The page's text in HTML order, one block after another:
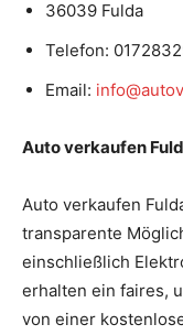
36039 Fulda
Telefon:
Email:
Auto verkaufen
Auto verkaufen
transparente
einschließlich
erhalten ein faires,
von einer